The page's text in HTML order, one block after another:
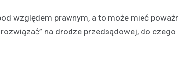
względem prawnym, a to może mieć
na drodze przedsądowej, do czego